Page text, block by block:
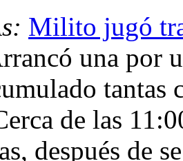
Milito jugó
una por
tantas
de las
después de